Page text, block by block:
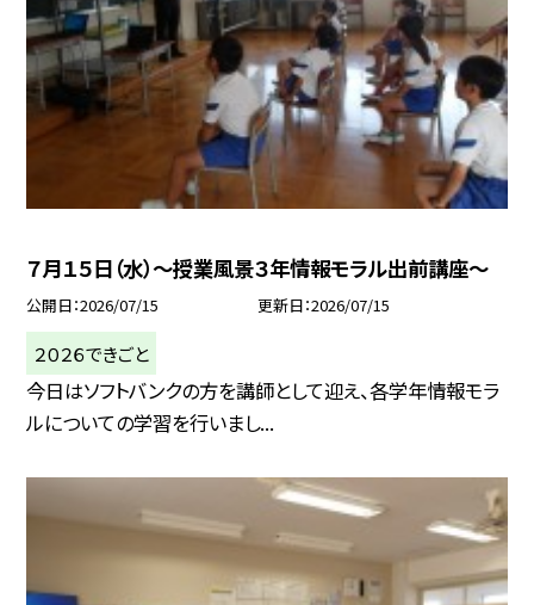
７月１５日（水）～授業風景３年情報モラル出前講座～
公開日 2026/07/15 更新日 2026/07/15
２０２６できごと
今日はソフトバンクの方を講師として迎え、各学年情報モラ
ルについての学習を行いまし...